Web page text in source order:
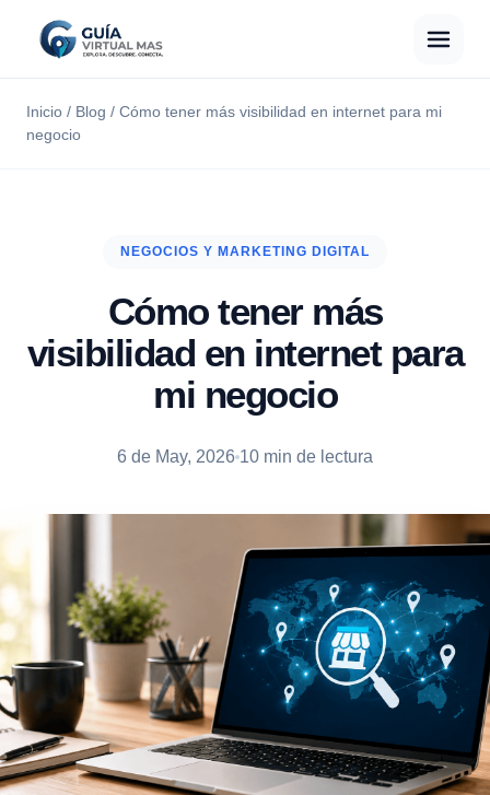
Inicio / Blog / Cómo tener más visibilidad en internet para mi
negocio
NEGOCIOS Y MARKETING DIGITAL
Cómo tener más
visibilidad en internet para
mi negocio
6 de May, 2026 10 min de lectura